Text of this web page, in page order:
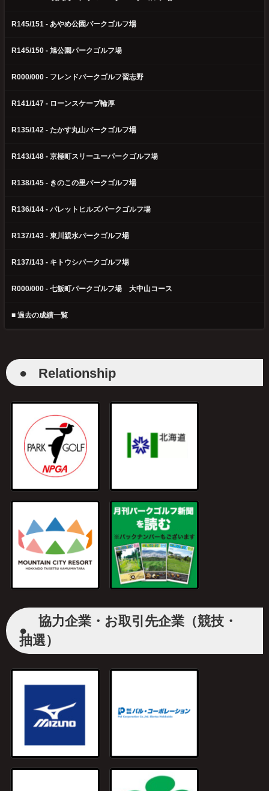
R145/151 - あやめ公園パークゴルフ場
R145/150 - 旭公園パークゴルフ場
R000/000 - フレンドパークゴルフ習志野
R141/147 - ローンスケープ輪厚
R135/142 - たかす丸山パークゴルフ場
R143/148 - 京極町スリーユーパークゴルフ場
R138/145 - きのこの里パークゴルフ場
R136/144 - パレットヒルズパークゴルフ場
R137/143 - 東川親水パークゴルフ場
R137/143 - キトウシパークゴルフ場
R000/000 - 七飯町パークゴルフ場 大中山コース
■ 過去の成績一覧
● Relationship
●
協力企業・お取引先企業（競技・
抽選）